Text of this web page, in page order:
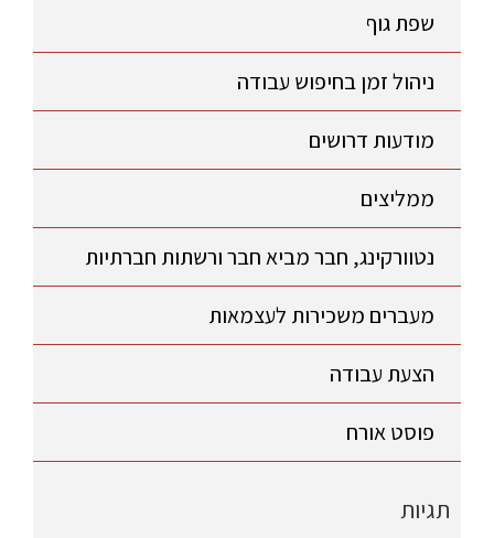
שפת גוף
ניהול זמן בחיפוש עבודה
מודעות דרושים
ממליצים
נטוורקינג, חבר מביא חבר ורשתות חברתיות
מעברים משכירות לעצמאות
הצעת עבודה
פוסט אורח
תגיות